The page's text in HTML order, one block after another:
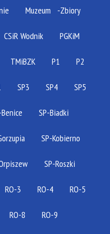
Muzeum -Zbiory
CSiR Wodnik PGKiM
TMiBZK P1 P2
SP3 SP4 SP5
SP-Biadki
SP-Kobierno
SP-Roszki
RO-3 RO-4 RO-5
RO-8 RO-9